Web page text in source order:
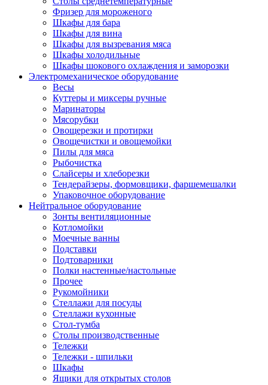
Фризер для мороженого
Шкафы для бара
Шкафы для вина
Шкафы для вызревания мяса
Шкафы холодильные
Шкафы шокового охлаждения и заморозки
Электромеханическое оборудование
Весы
Куттеры и миксеры ручные
Маринаторы
Мясорубки
Овощерезки и протирки
Овощечистки и овощемойки
Пилы для мяса
Рыбочистка
Слайсеры и хлеборезки
Тендерайзеры, формовщики, фаршемешалки
Упаковочное оборудование
Нейтральное оборудование
Зонты вентиляционные
Котломойки
Моечные ванны
Подставки
Подтоварники
Полки настенные/настольные
Прочее
Рукомойники
Стеллажи для посуды
Стеллажи кухонные
Стол-тумба
Столы производственные
Тележки
Тележки - шпильки
Шкафы
Ящики для открытых столов